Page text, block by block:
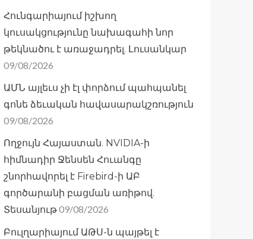
Հունգարիայում իշխող
կուսակցությունը նախագահի նոր
թեկնածու է առաջադրել. Լուսանկար
09/08/2026
ԱՄՆ այլեւս չի էլ փորձում պահպանել
գոնե ձեւական հավասարակշռություն
09/08/2026
Ողջույն Հայաստան. NVIDIA-ի
հիմնադիր Ջենսեն Հուանգը
շնորհավորել է Firebird-ի ԱԲ
գործարանի բացման առիթով.
Տեսանյութ09/08/2026
Բուլղարիայում ԱԹՍ-ն պայթել է